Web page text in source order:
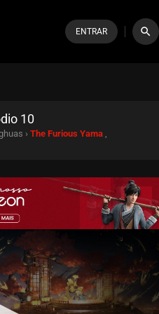
ENTRAR search
10
› The Furious Yama